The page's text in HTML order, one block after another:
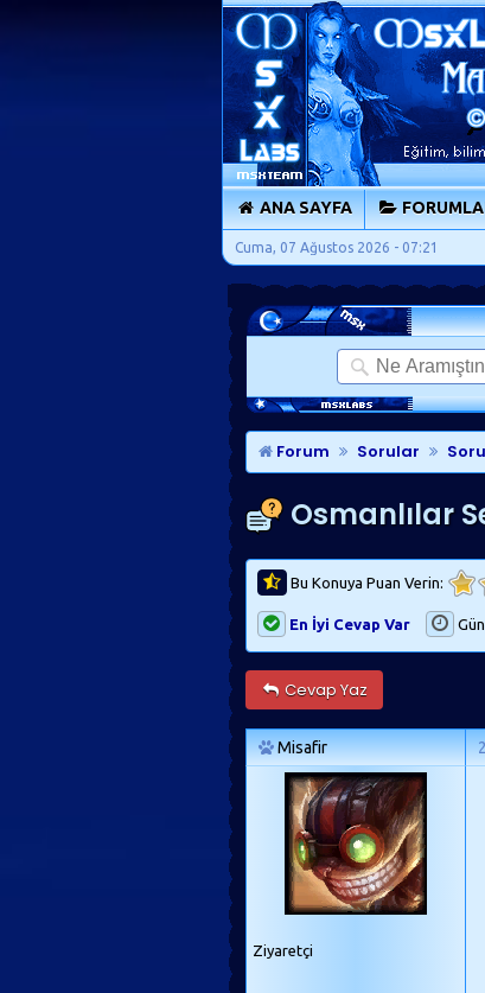
ANA SAYFA
Cuma, 07 Ağustos 2026 - 07:21
Forum Sorular
Osmanlılar
Bu Konuya Puan Verin:
En İyi Cevap Var
Cevap Yaz
Misafir
Ziyaretçi